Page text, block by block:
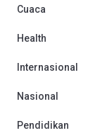
Cuaca
Health
Internasional
Nasional
Pendidikan